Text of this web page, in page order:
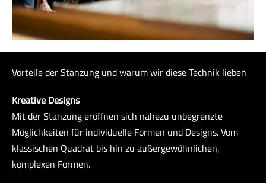
Vorteile der Stanzung und warum wir diese Technik lieben
Kreative Designs
Mit der Stanzung eröffnen sich nahezu unbegrenzte
Möglichkeiten für individuelle Formen und Designs. Vom
klassischen Quadrat bis hin zu außergewöhnlichen,
komplexen Formen.